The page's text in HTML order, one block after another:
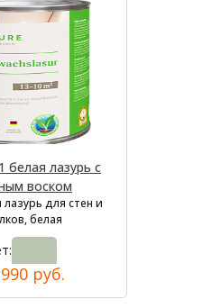
белая лазурь с
воском
лазурь для стен и
белая
руб.